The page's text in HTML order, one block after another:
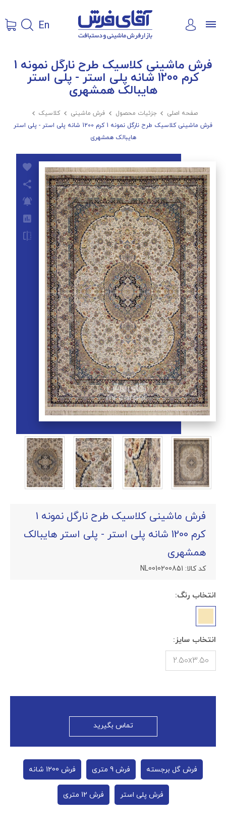
En
فرش ماشینی کلاسیک طرح نارگل نمونه 1
کرم 1200 شانه پلی استر - پلی استر
هایبالک همشهری
صفحه اصلی  جزئیات محصول  فرش ماشینی  کلاسیک 
فرش ماشینی کلاسیک طرح نارگل نمونه 1 کرم 1200 شانه پلی استر - پلی استر
هایبالک همشهری
فرش ماشینی کلاسیک طرح نارگل نمونه 1
کرم 1200 شانه پلی استر - پلی استر هایبالک
همشهری
کد کالا: NL0010200851
انتخاب رنگ:
انتخاب سایز:
2.50x3.50
تماس بگیرید
فرش گل برجسته فرش 9 متری فرش 1200 شانه
فرش پلی استر فرش 12 متری